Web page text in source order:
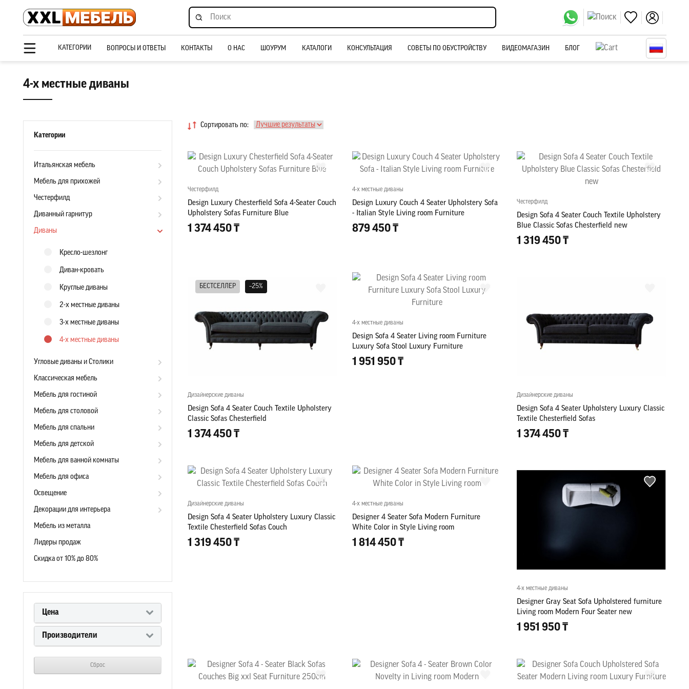
КАТЕГОРИИ ВОПРОСЫ И ОТВЕТЫ КОНТАКТЫ О НАС ШОУРУМ КАТАЛОГИ КОНСУЛЬТАЦИЯ СОВЕТЫ ПО ОБУСТРОЙСТВУ ВИДЕОМАГАЗИН БЛОГ
4-х местные диваны
Категории
Итальянская мебель
Мебель для прихожей
Честерфилд
Диванный гарнитур
Диваны
Кресло-шезлонг
Диван-кровать
Круглые диваны
2-х местные диваны
3-х местные диваны
4-х местные диваны
Угловые диваны и Столики
Классическая мебель
Мебель для гостиной
Мебель для столовой
Мебель для спальни
Мебель для детской
Мебель для ванной комнаты
Мебель для офиса
Освещение
Декорации для интерьера
Мебель из металла
Лидеры продаж
Скидка от 10% до 80%
Цена
Производители
Сброс
Сортировать по:
Честерфилд
Design Luxury Chesterfield Sofa 4-Seater Couch
Upholstery Sofas Furniture Blue
1 374 450 ₸
4-х местные диваны
Design Luxury Couch 4 Seater Upholstery Sofa
- Italian Style Living room Furniture
879 450 ₸
Честерфилд
Design Sofa 4 Seater Couch Textile Upholstery
Blue Classic Sofas Chesterfield new
1 319 450 ₸
БЕСТСЕЛЛЕР –25%
Дизайнерские диваны
Design Sofa 4 Seater Couch Textile Upholstery
Classic Sofas Chesterfield
1 374 450 ₸
4-х местные диваны
Design Sofa 4 Seater Living room Furniture
Luxury Sofa Stool Luxury Furniture
1 951 950 ₸
Дизайнерские диваны
Design Sofa 4 Seater Upholstery Luxury Classic
Textile Chesterfield Sofas
1 374 450 ₸
Дизайнерские диваны
Design Sofa 4 Seater Upholstery Luxury Classic
Textile Chesterfield Sofas Couch
1 319 450 ₸
4-х местные диваны
Designer 4 Seater Sofa Modern Furniture
White Color in Style Living room
1 814 450 ₸
4-х местные диваны
Designer Gray Seat Sofa Upholstered furniture
Living room Modern Four Seater new
1 951 950 ₸